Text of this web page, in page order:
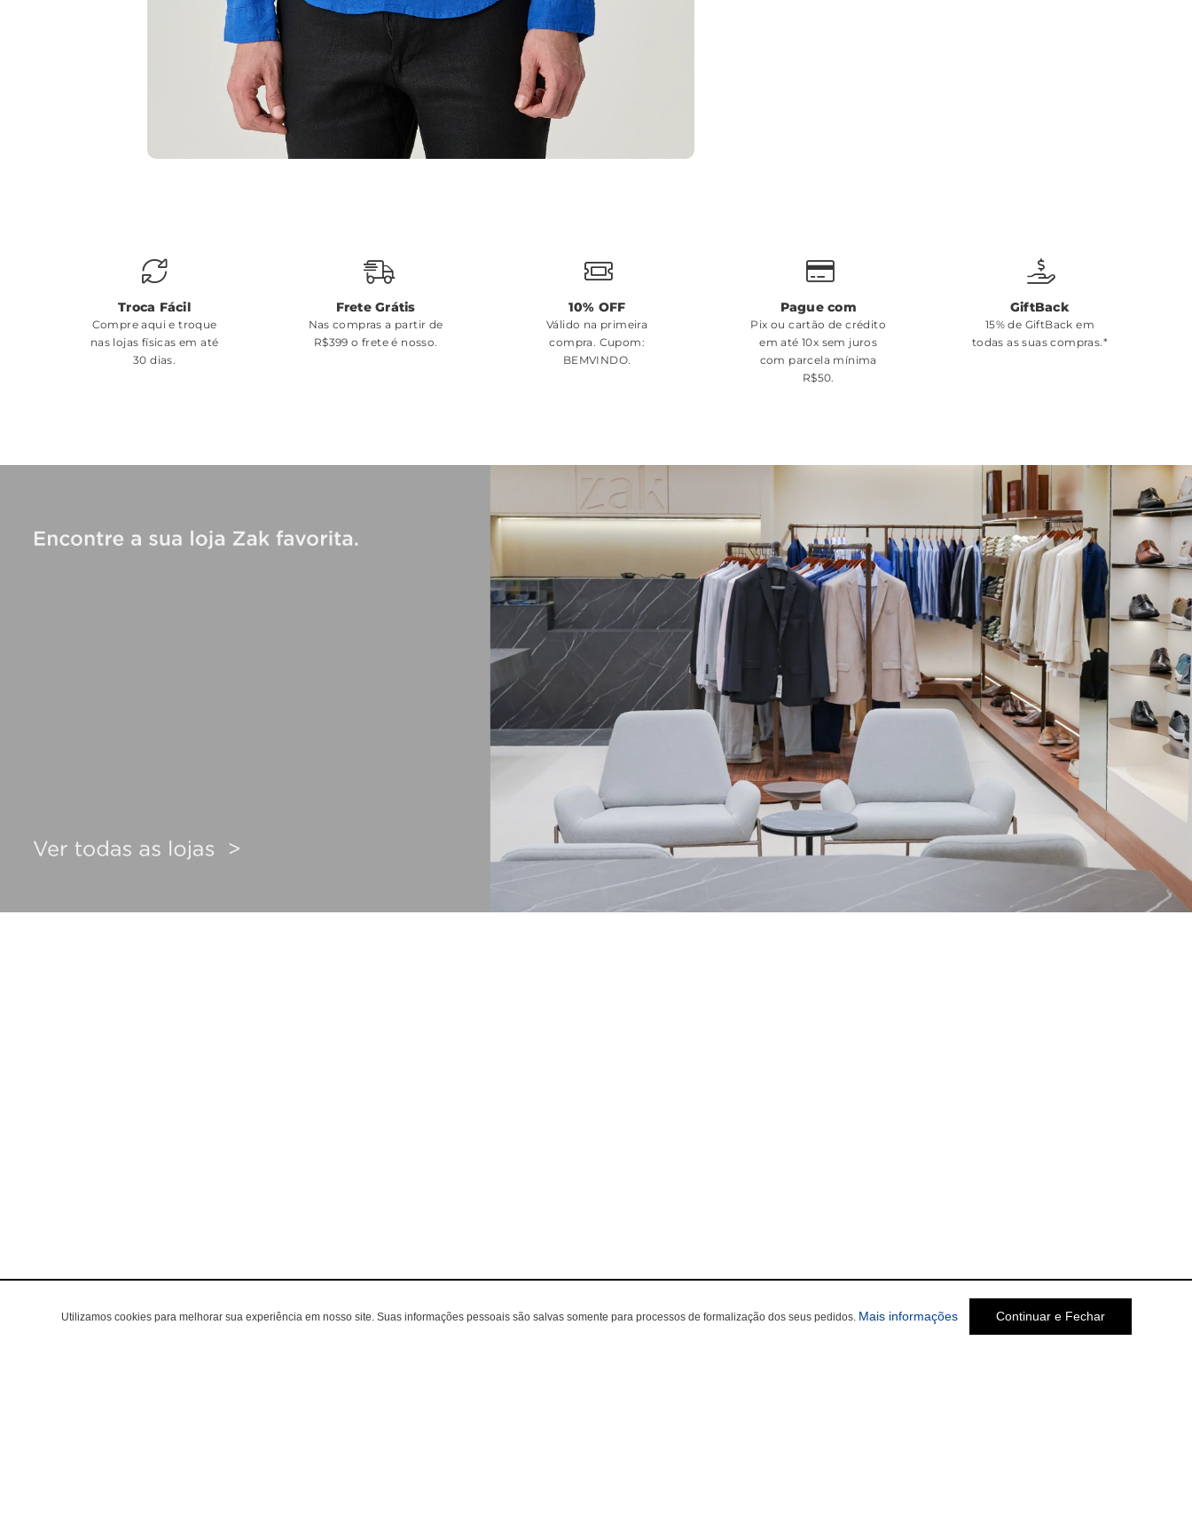
Troca Fácil
Compre aqui e troque
nas lojas físicas em até
30 dias.
Frete Grátis
Nas compras a partir de
R$399 o frete é nosso.
10% OFF
Válido na primeira
compra. Cupom:
BEMVINDO.
Pague com
Pix ou cartão de crédito
em até 10x sem juros
com parcela mínima
R$50.
GiftBack
15% de GiftBack em
todas as suas compras.*
Utilizamos cookies para melhorar sua experiência em nosso site. Suas informações pessoais são salvas somente para processos de formalização dos seus pedidos. Mais informações Continuar e Fechar